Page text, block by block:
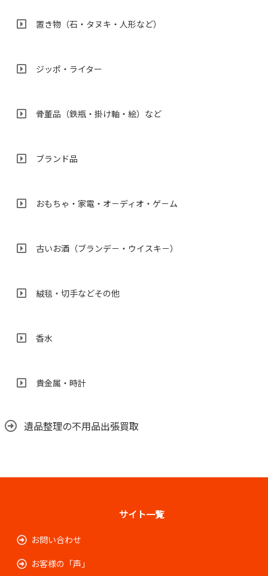
置き物（石・タヌキ・人形など）
ジッポ・ライター
骨董品（鉄瓶・掛け軸・絵）など
ブランド品
おもちゃ・家電・オ－ディオ・ゲ－ム
古いお酒（ブランデ－・ウイスキ－）
絨毯・切手などその他
香水
貴金属・時計
遺品整理の不用品出張買取
サイト一覧
お問い合わせ
お客様の「声」